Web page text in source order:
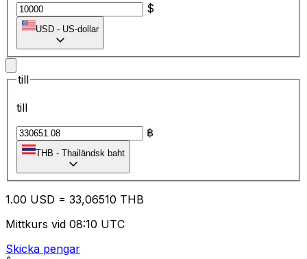
$
USD - US-dollar
till
till
฿
THB - Thailändsk baht
1.00 USD = 33,06510 THB
Mittkurs vid 08:10 UTC
Skicka pengar